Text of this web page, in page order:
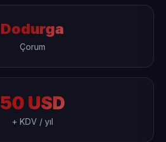
Dodurga
Çorum
50 USD
+ KDV / yıl